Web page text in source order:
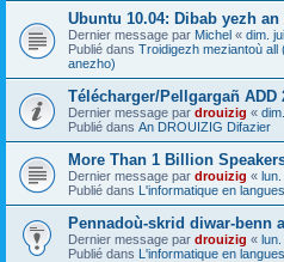
Ubuntu 10.04: Dibab yezh
Dernier message par Michel « dim.
Publié dans Troidigezh meziantoù
anezho)
Télécharger/Pellgargañ ADD
Dernier message par drouizig «
Publié dans An DROUIZIG Difazier
More Than 1 Billion
Dernier message par drouizig «
Publié dans L'informatique en
Pennadoù-skrid diwar-benn
Dernier message par drouizig «
Publié dans L'informatique en